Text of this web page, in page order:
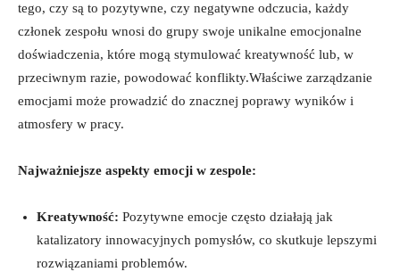
tego, czy są to pozytywne, czy negatywne odczucia, każdy
członek zespołu wnosi do grupy swoje unikalne emocjonalne
doświadczenia, które mogą stymulować kreatywność lub, w
przeciwnym razie, powodować konflikty.Właściwe zarządzanie
emocjami może prowadzić do znacznej poprawy wyników i
atmosfery w pracy.
Najważniejsze aspekty emocji w zespole:
Kreatywność: Pozytywne emocje często działają jak
katalizatory innowacyjnych pomysłów, co skutkuje lepszymi
rozwiązaniami problemów.